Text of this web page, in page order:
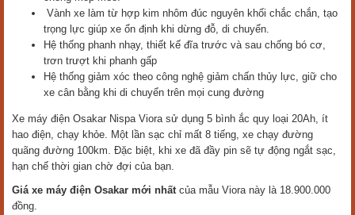
Vành xe làm từ hợp kim nhôm đúc nguyên khối chắc chắn, tạo
trọng lực giúp xe ổn định khi dừng đỗ, di chuyển.
Hệ thống phanh nhạy, thiết kế đĩa trước và sau chống bó cơ,
trơn trượt khi phanh gấp
Hệ thống giảm xóc theo công nghệ giảm chấn thủy lực, giữ cho
xe cân bằng khi di chuyển trên mọi cung đường
Xe máy điện Osakar Nispa Viora sử dụng 5 bình ắc quy loại 20Ah, ít
hao điện, chạy khỏe. Một lần sạc chỉ mất 8 tiếng, xe chạy đường
quãng đường 100km. Đặc biệt, khi xe đã đầy pin sẽ tự động ngắt sạc,
hạn chế thời gian chờ đợi của bạn.
Giá xe máy điện Osakar mới nhấtcủa mẫu Viora này là 18.900.000
đồng.